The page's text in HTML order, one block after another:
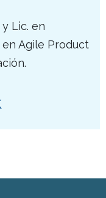
y Lic. en
Agile Product